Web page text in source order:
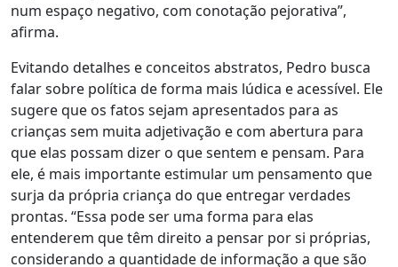
num espaço negativo, com conotação pejorativa”,
afirma.
Evitando detalhes e conceitos abstratos, Pedro busca
falar sobre política de forma mais lúdica e acessível. Ele
sugere que os fatos sejam apresentados para as
crianças sem muita adjetivação e com abertura para
que elas possam dizer o que sentem e pensam. Para
ele, é mais importante estimular um pensamento que
surja da própria criança do que entregar verdades
prontas. “Essa pode ser uma forma para elas
entenderem que têm direito a pensar por si próprias,
considerando a quantidade de informação a que são